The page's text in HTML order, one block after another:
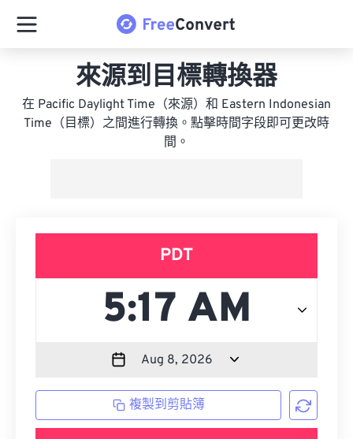
來源到目標轉換器
在 Pacific Daylight Time（來源）和 Eastern Indonesian
Time（目標）之間進行轉換。點擊時間字段即可更改時
間。
PDT
複製到剪貼簿